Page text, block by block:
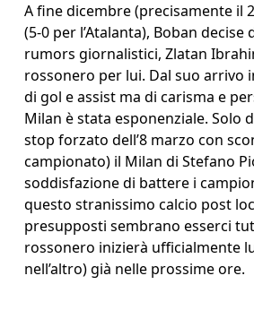
A fine dicembre (precisamente il
(5-0 per l’Atalanta), Boban
rumors giornalistici, Zlatan
rossonero per lui. Dal suo arrivo
di gol e assist ma di carisma e
Milan è stata esponenziale. Solo
stop forzato dell’8 marzo con
campionato) il Milan di Stefano
soddisfazione di battere i
questo stranissimo calcio post
presupposti sembrano esserci
rossonero inizierà ufficialmente
nell’altro) già nelle prossime ore.